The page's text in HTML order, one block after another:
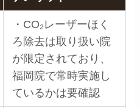
・CO₂レーザーほく
ろ除去は取り扱い院
が限定されており、
福岡院で常時実施し
ているかは要確認